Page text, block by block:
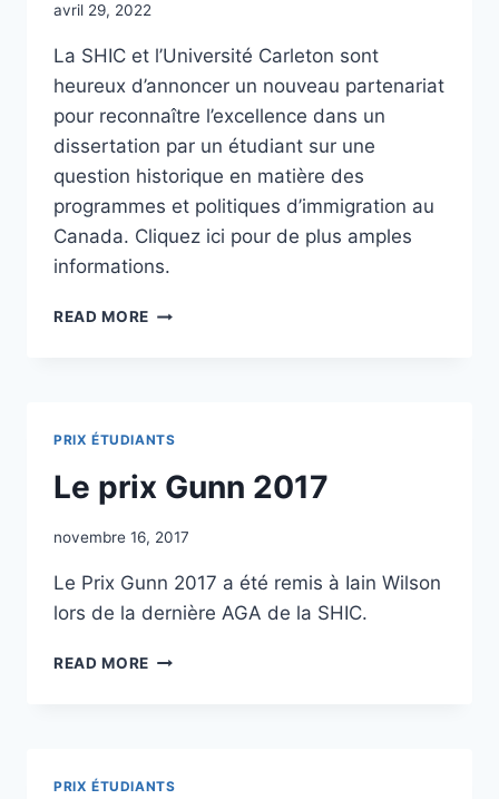
avril 29, 2022
La SHIC et l’Université Carleton sont
heureux d’annoncer un nouveau partenariat
pour reconnaître l’excellence dans un
dissertation par un étudiant sur une
question historique en matière des
programmes et politiques d’immigration au
Canada. Cliquez ici pour de plus amples
informations.
READ MORE PRIX
PRIX ÉTUDIANTS
Le prix Gunn 2017
novembre 16, 2017
Le Prix Gunn 2017 a été remis à Iain Wilson
lors de la dernière AGA de la SHIC.
READ MORE
PRIX ÉTUDIANTS